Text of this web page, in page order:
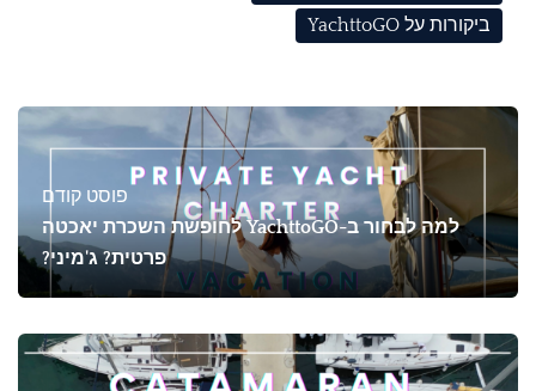
ביקורות על YachttoGO
פוסט קודם
למה לבחור ב-YachttoGO לחופשת השכרת יאכטה
פרטית? ג'מיני?